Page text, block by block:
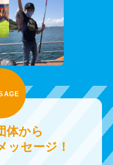
体から
ッセージ！